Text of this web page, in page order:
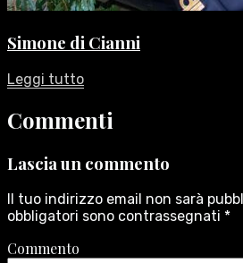
Simone di Cianni
Leggi tutto
Commenti
Lascia un commento
Il tuo indirizzo email non sarà
obbligatori sono contrassegnati *
Commento